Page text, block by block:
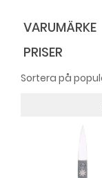
VARUMÄRKE
PRISER